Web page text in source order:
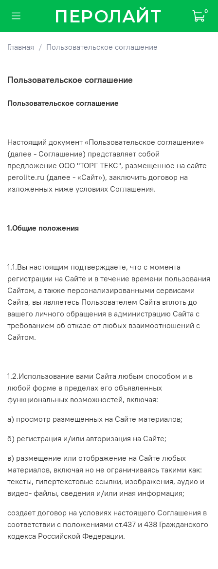
ПЕРОЛАЙТ 0
Главная Пользовательское соглашение
Пользовательское соглашение
Пользовательское соглашение
Настоящий документ «Пользовательское соглашение»
(далее - Соглашение) представляет собой
предложение ООО "ТОРГ ТЕКС", размещенное на сайте
perolite.ru (далее - «Сайт»), заключить договор на
изложенных ниже условиях Соглашения.
1.Общие положения
1.1.Вы настоящим подтверждаете, что с момента
регистрации на Сайте и в течение времени пользования
Сайтом, а также персонализированными сервисами
Сайта, вы являетесь Пользователем Сайта вплоть до
вашего личного обращения в администрацию Сайта с
требованием об отказе от любых взаимоотношений с
Сайтом.
1.2.Использование вами Сайта любым способом и в
любой форме в пределах его объявленных
функциональных возможностей, включая:
а) просмотр размещенных на Сайте материалов;
б) регистрация и/или авторизация на Сайте;
в) размещение или отображение на Сайте любых
материалов, включая но не ограничиваясь такими как:
тексты, гипертекстовые ссылки, изображения, аудио и
видео- файлы, сведения и/или иная информация;
создает договор на условиях настоящего Соглашения в
соответствии с положениями ст.437 и 438 Гражданского
кодекса Российской Федерации.